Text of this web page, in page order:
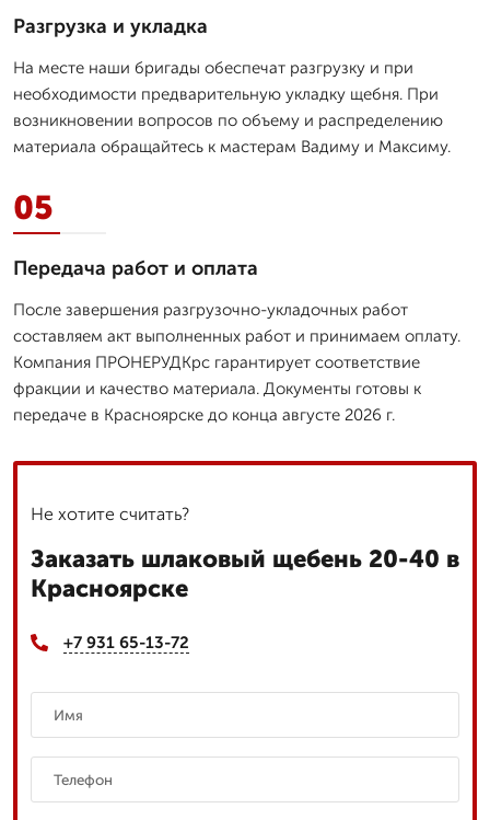
Разгрузка и укладка
На месте наши бригады обеспечат разгрузку и при
необходимости предварительную укладку щебня. При
возникновении вопросов по объему и распределению
материала обращайтесь к мастерам Вадиму и Максиму.
05
Передача работ и оплата
После завершения разгрузочно-укладочных работ
составляем акт выполненных работ и принимаем оплату.
Компания ПРОНЕРУДКрс гарантирует соответствие
фракции и качество материала. Документы готовы к
передаче в Красноярске до конца августе 2026 г.
Не хотите считать?
Заказать шлаковый щебень 20-40 в
Красноярске
+7 931 65-13-72